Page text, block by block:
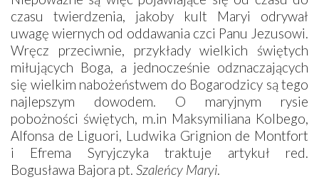
czasu twierdzenia, jakoby kult Maryi odrywał
uwagę wiernych od oddawania czci Panu Jezusowi.
Wręcz przeciwnie, przykłady wielkich świętych
miłujących Boga, a jednocześnie odznaczających
się wielkim nabożeństwem do Bogarodzicy są tego
najlepszym dowodem. O maryjnym rysie
pobożności świętych, m.in Maksymiliana Kolbego,
Alfonsa de Liguori, Ludwika Grignion de Montfort
i Efrema Syryjczyka traktuje artykuł red.
Bogusława Bajora pt. Szaleńcy Maryi.